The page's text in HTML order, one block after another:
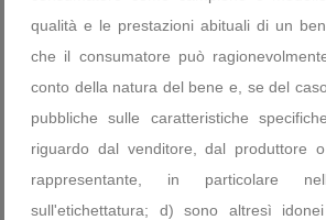
qualità e le prestazioni abituali di un
che il consumatore può
conto della natura del bene e, se del
pubbliche sulle caratteristiche
riguardo dal venditore, dal produttore
rappresentante, in particolare
sull'etichettatura; d) sono altresì